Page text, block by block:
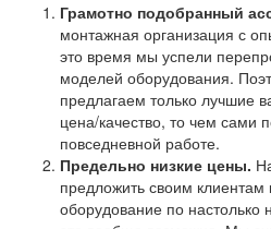
Грамотно подобранный
монтажная организация с
это время мы успели
моделей оборудования.
предлагаем только лучшие
цена/качество, то чем сами
повседневной работе.
Предельно низкие цены.
предложить своим клиентам
оборудование по настолько